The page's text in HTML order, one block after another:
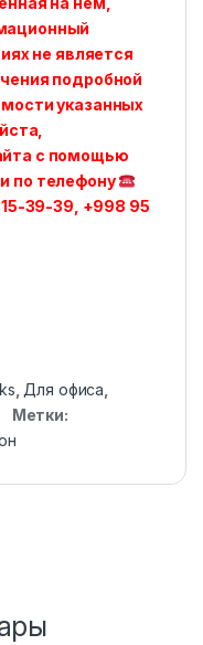
не является
подробной
указанных
с помощью
по телефону
39-39, +998 95
,Для офиса,
Метки: